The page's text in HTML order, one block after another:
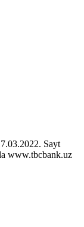
Sayt
www.tbcbank.uz